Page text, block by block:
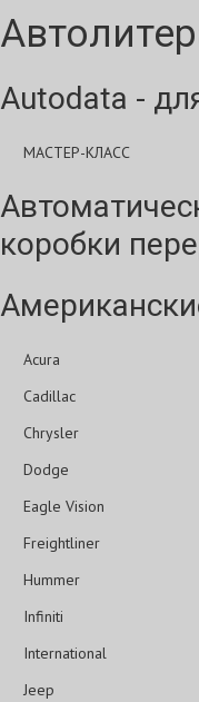
Autodata -
МАСТЕР-КЛАСС
коробки
Acura
Cadillac
Chrysler
Dodge
Eagle Vision
Freightliner
Hummer
Infiniti
International
Jeep